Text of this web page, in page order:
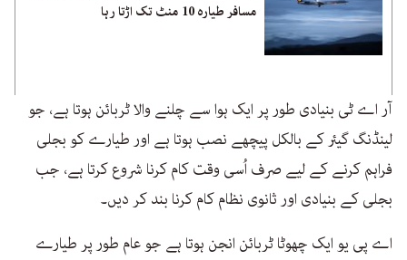
مسافر طیارہ 10 منٹ تک اڑتا رہا
آر اے ٹی بنیادی طور پر ایک ہوا سے چلنے والا ٹربائن ہوتا ہے، جو
لینڈنگ گیئر کے بالکل پیچھے نصب ہوتا ہے اور طیارے کو بجلی
فراہم کرنے کے لیے صرف اُسی وقت کام کرنا شروع کرتا ہے، جب
بجلی کے بنیادی اور ثانوی نظام کام کرنا بند کر دیں۔
اے پی یو ایک چھوٹا ٹربائن انجن ہوتا ہے جو عام طور پر طیارے